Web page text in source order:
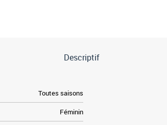
Descriptif
Toutes saisons
Féminin